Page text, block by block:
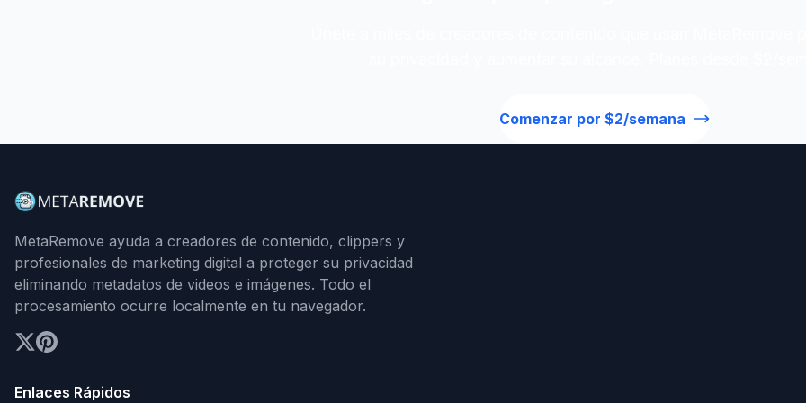
Comenzar por $2/semana
MetaRemove ayuda a creadores de contenido, clippers y
profesionales de marketing digital a proteger su privacidad
eliminando metadatos de videos e imágenes. Todo el
procesamiento ocurre localmente en tu navegador.
Enlaces Rápidos